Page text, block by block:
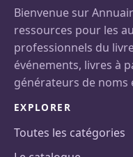
Bienvenue sur
ressources pour les
professionnels du
événements, livres à
générateurs de noms
EXPLORER
Toutes les catégories